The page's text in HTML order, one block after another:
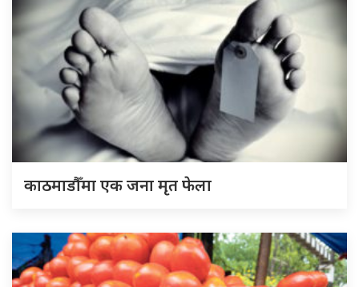
काठमाडौँमा एक जना मृत फेला